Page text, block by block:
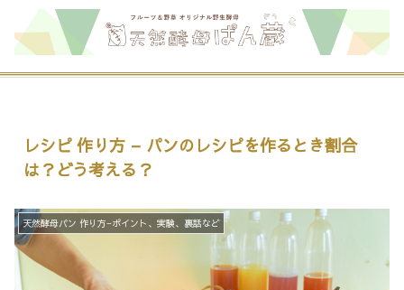
レシピ 作り方 – パンのレシピを作るとき割合
は？どう考える？
天然酵母パン 作り方−ポイント、実験、裏話など